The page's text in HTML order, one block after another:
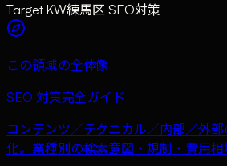
Target KW練馬区 SEO対策
この領域の全体像
SEO 対策完全ガイド
コンテンツ／テクニカル／内部／外
化。業種別の検索意図・規制・費用相